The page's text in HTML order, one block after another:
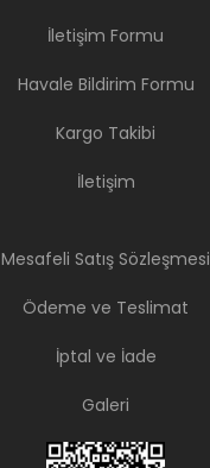
İletişim Formu
Havale Bildirim Formu
Kargo Takibi
İletişim
Mesafeli Satış Sözleşmesi
Ödeme ve Teslimat
İptal ve İade
Galeri